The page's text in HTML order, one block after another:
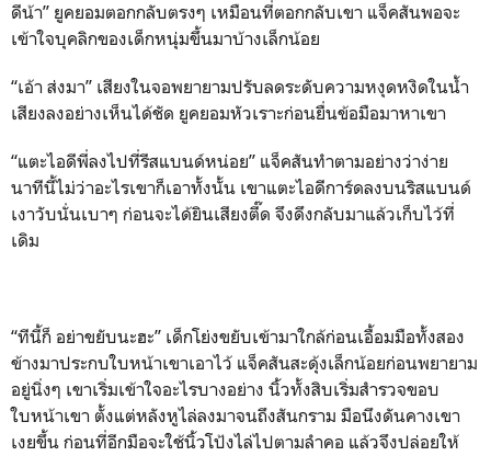
ดีน้า” ยูคยอมตอกกลับตรงๆ เหมือนที่ตอกกลับเขา แจ็คสันพอจะ
เข้าใจบุคลิกของเด็กหนุ่มขึ้นมาบ้างเล็กน้อย
“เอ้า ส่งมา” เสียงในจอพยายามปรับลดระดับความหงุดหงิดในน้ำ
เสียงลงอย่างเห็นได้ชัด ยูคยอมหัวเราะก่อนยื่นข้อมือมาหาเขา
“แตะไอดีพี่ลงไปที่รีสแบนด์หน่อย” แจ็คสันทำตามอย่างว่าง่าย
นาทีนี้ไม่ว่าอะไรเขาก็เอาทั้งนั้น เขาแตะไอดีการ์ดลงบนริสแบนด์
เงาวับนั่นเบาๆ ก่อนจะได้ยินเสียงตี๊ด จึงดึงกลับมาแล้วเก็บไว้ที่
เดิม
“ทีนี้ก็ อย่าขยับนะฮะ” เด็กโย่งขยับเข้ามาใกล้ก่อนเอื้อมมือทั้งสอง
ข้างมาประกบใบหน้าเขาเอาไว้ แจ็คสันสะดุ้งเล็กน้อยก่อนพยายาม
อยู่นิ่งๆ เขาเริ่มเข้าใจอะไรบางอย่าง นิ้วทั้งสิบเริ่มสำรวจขอบ
ใบหน้าเขา ตั้งแต่หลังหูไล่ลงมาจนถึงสันกราม มือนึงดันคางเขา
เงยขึ้น ก่อนที่อีกมือจะใช้นิ้วโป้งไล่ไปตามลำคอ แล้วจึงปล่อยให้